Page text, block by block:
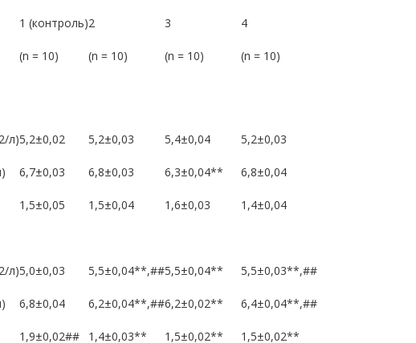
1 (контроль)
(n = 10)
2
(n = 10)
3
(n = 10)
4
(n = 10)
л)5,2±0,02 5,2±0,03 5,4±0,04 5,2±0,03
6,7±0,03 6,8±0,03 6,3±0,04** 6,8±0,04
1,5±0,05 1,5±0,04 1,6±0,03 1,4±0,04
л)5,0±0,03 5,5±0,04**,##5,5±0,04** 5,5±0,03**,##
6,8±0,04 6,2±0,04**,##6,2±0,02** 6,4±0,04**,##
1,9±0,02## 1,4±0,03** 1,5±0,02** 1,5±0,02**